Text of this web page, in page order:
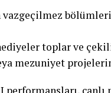
vazgeçilmez
toplar ve
mezuniyet